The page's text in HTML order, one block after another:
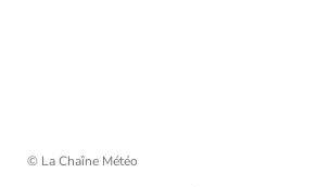
© La Chaîne Météo